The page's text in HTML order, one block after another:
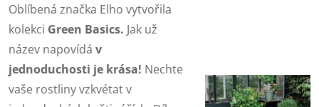
Oblíbená značka Elho vytvořila
kolekci Green Basics. Jak už
název napovídá v
jednoduchosti je krása! Nechte
vaše rostliny vzkvétat v